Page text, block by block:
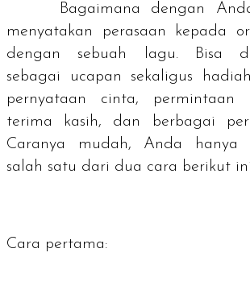
Bagaimana dengan
menyatakan perasaan kepada
dengan sebuah lagu. Bisa
sebagai ucapan sekaligus
pernyataan cinta, permintaan
terima kasih, dan berbagai
Caranya mudah, Anda hanya
salah satu dari dua cara berikut
Cara pertama: